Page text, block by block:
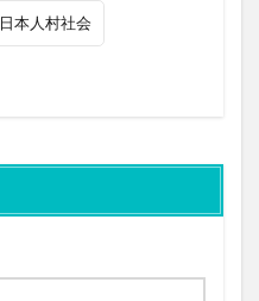
日本人村社会